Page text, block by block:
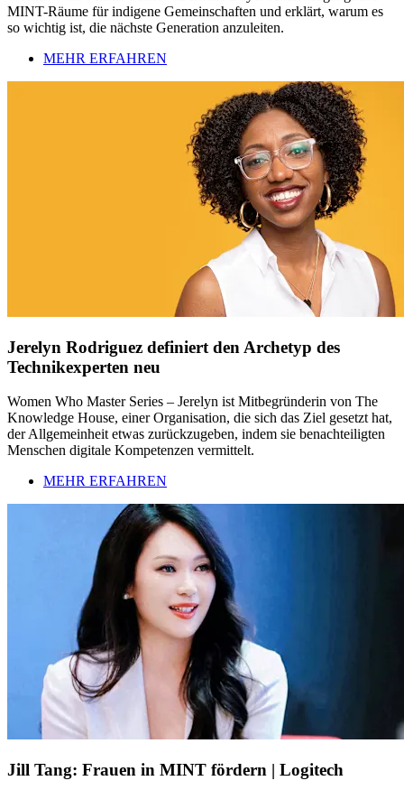
MINT-Räume für indigene Gemeinschaften und erklärt, warum es
so wichtig ist, die nächste Generation anzuleiten.
MEHR ERFAHREN
Jerelyn Rodriguez definiert den Archetyp des
Technikexperten neu
Women Who Master Series – Jerelyn ist Mitbegründerin von The
Knowledge House, einer Organisation, die sich das Ziel gesetzt hat,
der Allgemeinheit etwas zurückzugeben, indem sie benachteiligten
Menschen digitale Kompetenzen vermittelt.
MEHR ERFAHREN
Jill Tang: Frauen in MINT fördern | Logitech